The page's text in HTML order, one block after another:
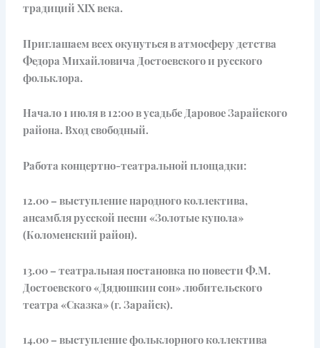
традиций XIX века.
Приглашаем всех окунуться в атмосферу детства
Федора Михайловича Достоевского и русского
фольклора.
Начало 1 июля в 12:00 в усадьбе Даровое Зарайского
района. Вход свободный.
Работа концертно-театральной площадки:
12.00 – выступление народного коллектива,
ансамбля русской песни «Золотые купола»
(Коломенский район).
13.00 – театральная постановка по повести Ф.М.
Достоевского «Дядюшкин сон» любительского
театра «Сказка» (г. Зарайск).
14.00 – выступление фольклорного коллектива